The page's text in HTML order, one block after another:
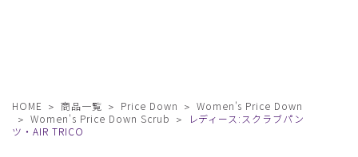
HOME 商品一覧 Price Down
Women's Price Down
Women's Price Down Scrub
レディース:スクラブパン
ツ・AIR TRICO